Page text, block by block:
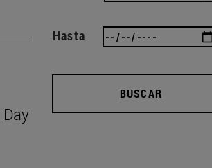
Hasta
BUSCAR